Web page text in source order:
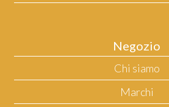
Negozio
Chi siamo
Marchi